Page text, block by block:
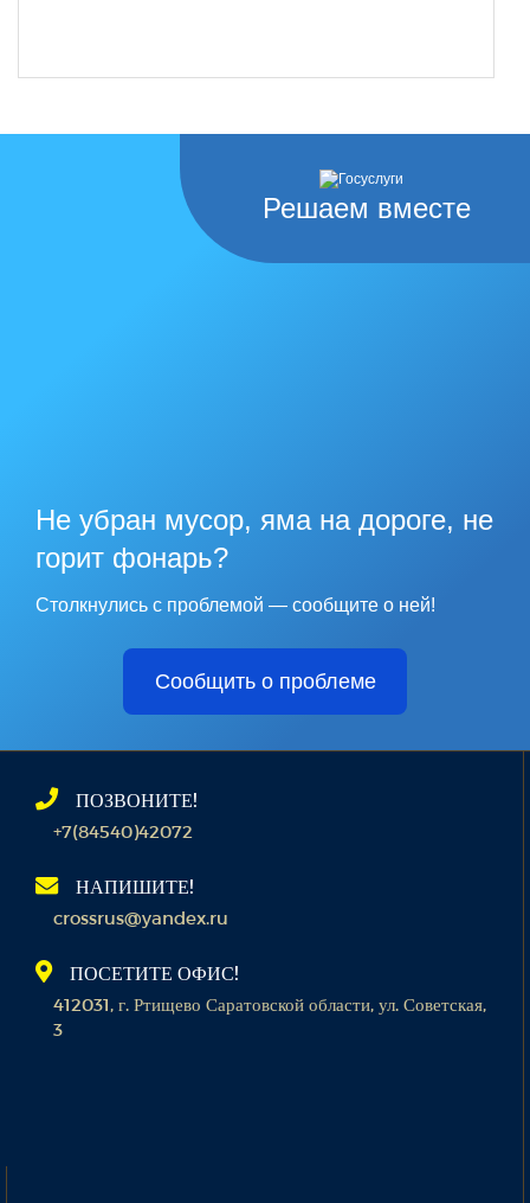
Решаем вместе
Не убран мусор, яма на дороге, не
горит фонарь?
Столкнулись с проблемой — сообщите о ней!
Сообщить о проблеме
ПОЗВОНИТЕ!
+7(84540)42072
НАПИШИТЕ!
crossrus@yandex.ru
ПОСЕТИТЕ ОФИС!
412031, г. Ртищево Саратовской области, ул. Советская,
3